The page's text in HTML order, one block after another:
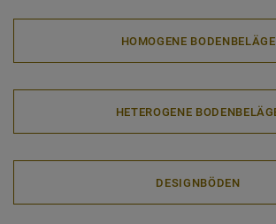
HOMOGENE BODENBELÄGE
HETEROGENE
DESIGNBÖDEN